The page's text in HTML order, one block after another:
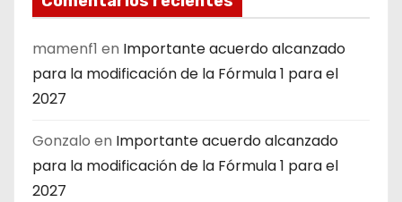
mamenf1 en Importante acuerdo alcanzado
para la modificación de la Fórmula 1 para el
2027
Gonzalo en Importante acuerdo alcanzado
para la modificación de la Fórmula 1 para el
2027